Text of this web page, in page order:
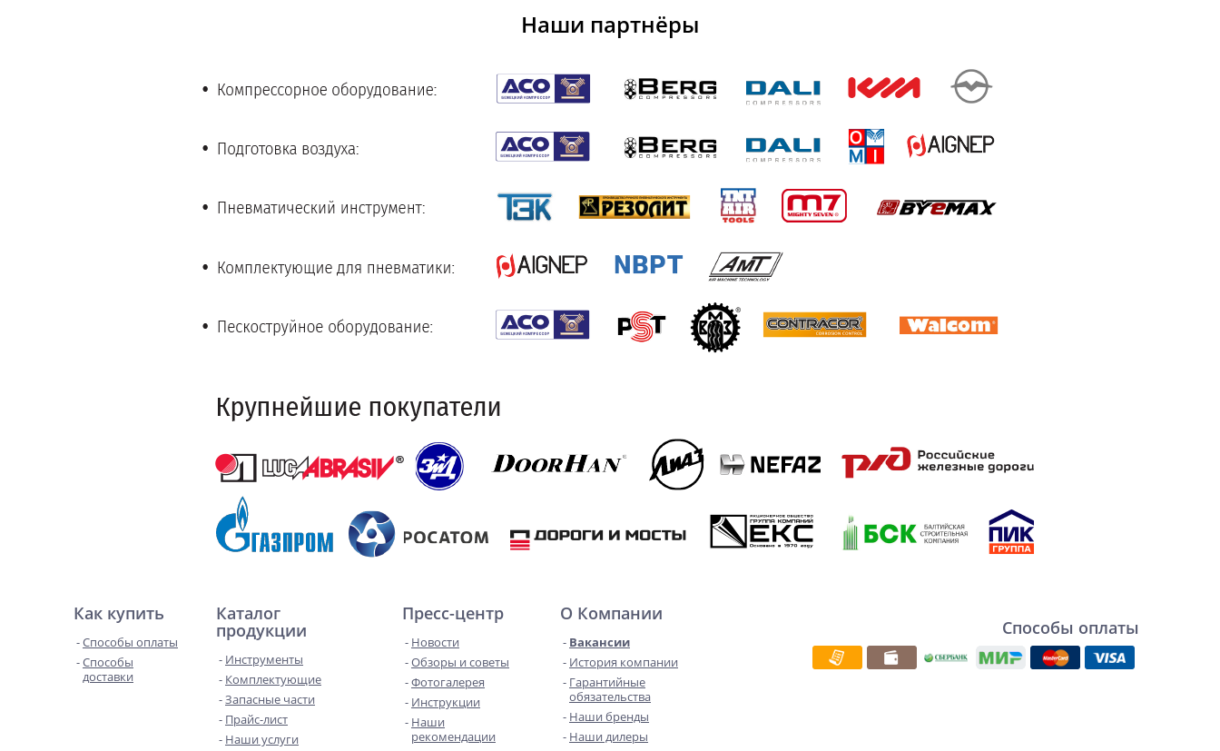
Наши партнёры
Как купить
Способы оплаты
Способы
доставки
Каталог
продукции
Инструменты
Комплектующие
Запасные части
Прайс-лист
Наши услуги
Пресс-центр
Новости
Обзоры и советы
Фотогалерея
Инструкции
Наши
рекомендации
О Компании
Вакансии
История компании
Гарантийные
обязательства
Наши бренды
Наши дилеры
Способы оплаты